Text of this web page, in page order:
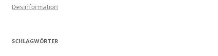
Desinformation
SCHLAGWÖRTER